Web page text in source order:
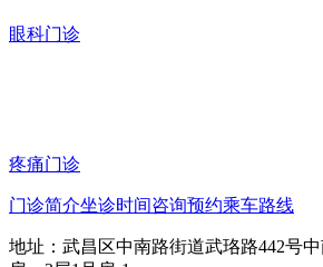
眼科门诊
疼痛门诊
门诊简介坐诊时间咨询预约乘车路线
地址：武昌区中南路街道武珞路442号